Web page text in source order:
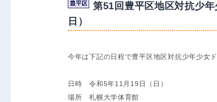
第51回豊平区地区対抗少
日）
今年は下記の日程で豊平区地区対抗少年少女
日時 令和5年11月19日（日）
場所 札幌大学体育館